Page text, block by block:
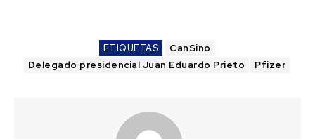
ETIQUETAS
CanSino
Delegado presidencial Juan Eduardo Prieto
Pfizer